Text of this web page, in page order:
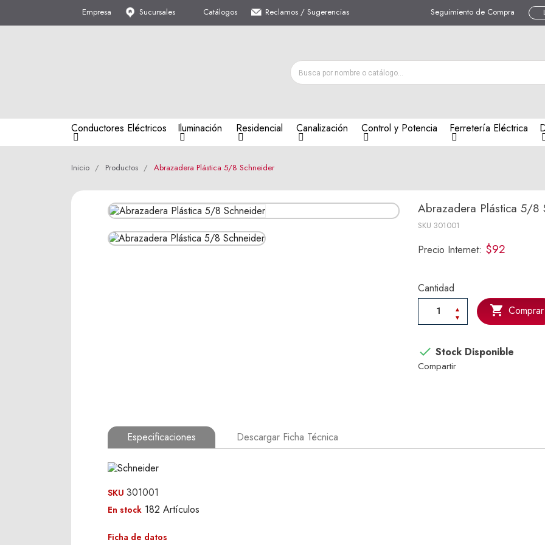
Empresa Sucursales Catálogos Reclamos / Sugerencias Seguimiento de Compra
Conductores Eléctricos Iluminación Residencial Canalización Control y Potencia Ferretería Eléctrica
Inicio Productos Abrazadera Plástica 5/8 Schneider
Abrazadera Plástica 5/8
SKU 301001
Precio Internet: $92
Cantidad
 Comprar
 Stock Disponible
Compartir
Especificaciones Descargar Ficha Técnica
SKU 301001
En stock 182 Artículos
Ficha de datos